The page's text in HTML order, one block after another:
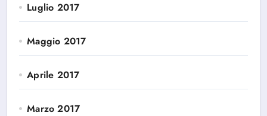
Luglio 2017
Maggio 2017
Aprile 2017
Marzo 2017